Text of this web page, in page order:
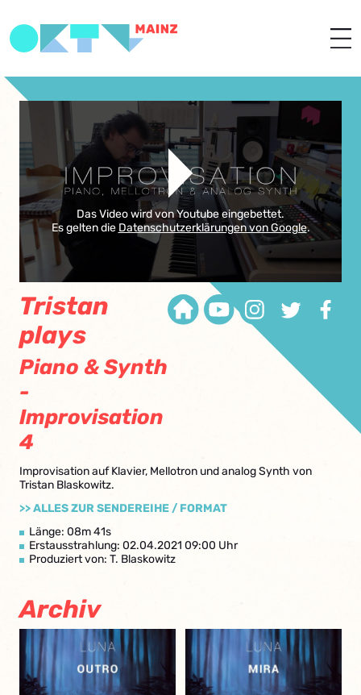
Das Video wird von Youtube eingebettet.
Es gelten die Datenschutzerklärungen von Google.
Tristan
plays
Piano & Synth
-
Improvisation
4
Improvisation auf Klavier, Mellotron und analog Synth von
Tristan Blaskowitz.
>> ALLES ZUR SENDEREIHE / FORMAT
Länge: 08m 41s
Erstausstrahlung: 02.04.2021 09:00 Uhr
Produziert von: T. Blaskowitz
Archiv